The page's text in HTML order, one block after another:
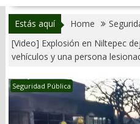
Estás aquí Home
[Video] Explosión en Niltepec
vehículos y una persona
Seguridad Pública